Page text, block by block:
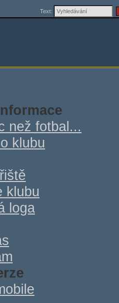
Text:
než fotbal...
klubu
klubu
loga